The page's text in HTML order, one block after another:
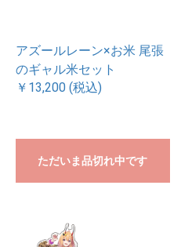
アズールレーン×お米 尾張
のギャル米セット
￥13,200 (税込)
ただいま品切れ中です